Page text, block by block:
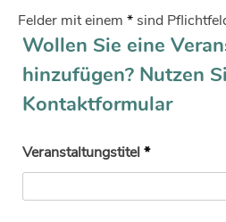
Felder mit einem * sind
Wollen Sie eine
hinzufügen? Nutzen
Kontaktformular
Veranstaltungstitel*